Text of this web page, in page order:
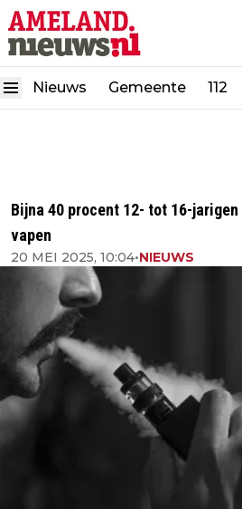
Nieuws Gemeente 112
Bijna 40 procent 12- tot 16-
vapen
20 MEI 2025, 10:04•NIEUWS